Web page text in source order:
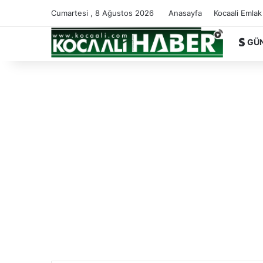
Cumartesi , 8 Ağustos 2026 Anasayfa Kocaali Emlak